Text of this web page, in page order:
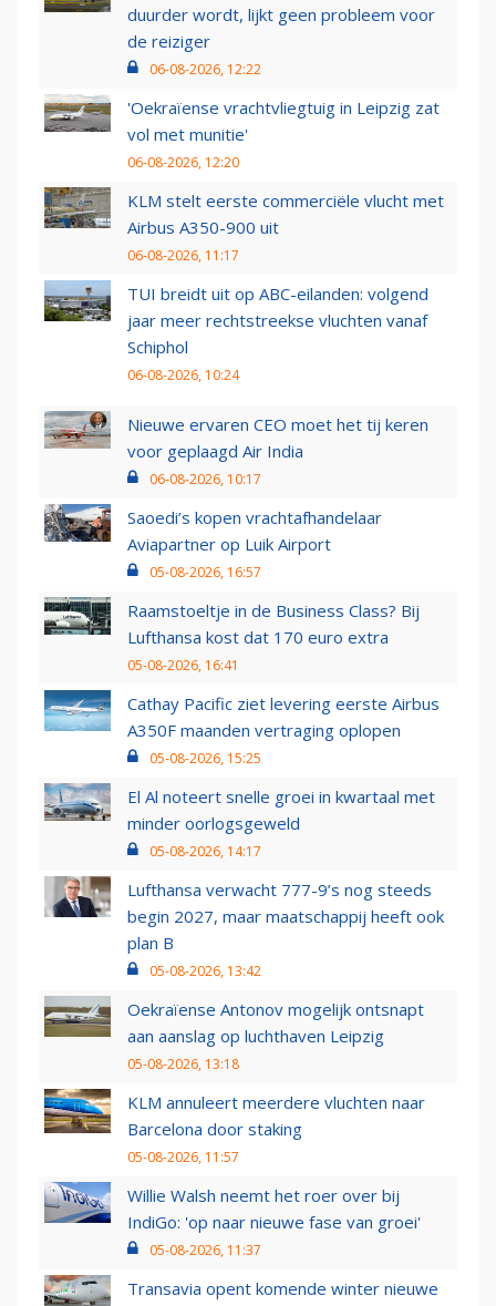
duurder wordt, lijkt geen probleem voor
de reiziger
06-08-2026, 12:22
'Oekraïense vrachtvliegtuig in Leipzig zat
vol met munitie'
06-08-2026, 12:20
KLM stelt eerste commerciële vlucht met
Airbus A350-900 uit
06-08-2026, 11:17
TUI breidt uit op ABC-eilanden: volgend
jaar meer rechtstreekse vluchten vanaf
Schiphol
06-08-2026, 10:24
Nieuwe ervaren CEO moet het tij keren
voor geplaagd Air India
06-08-2026, 10:17
Saoedi’s kopen vrachtafhandelaar
Aviapartner op Luik Airport
05-08-2026, 16:57
Raamstoeltje in de Business Class? Bij
Lufthansa kost dat 170 euro extra
05-08-2026, 16:41
Cathay Pacific ziet levering eerste Airbus
A350F maanden vertraging oplopen
05-08-2026, 15:25
El Al noteert snelle groei in kwartaal met
minder oorlogsgeweld
05-08-2026, 14:17
Lufthansa verwacht 777-9’s nog steeds
begin 2027, maar maatschappij heeft ook
plan B
05-08-2026, 13:42
Oekraïense Antonov mogelijk ontsnapt
aan aanslag op luchthaven Leipzig
05-08-2026, 13:18
KLM annuleert meerdere vluchten naar
Barcelona door staking
05-08-2026, 11:57
Willie Walsh neemt het roer over bij
IndiGo: 'op naar nieuwe fase van groei'
05-08-2026, 11:37
Transavia opent komende winter nieuwe